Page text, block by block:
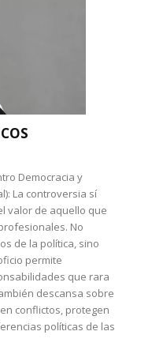
Democracia y
La controversia sí
valor de aquello que
No
de la política, sino
permite
que rara
descansa sobre
conflictos, protegen
políticas de las